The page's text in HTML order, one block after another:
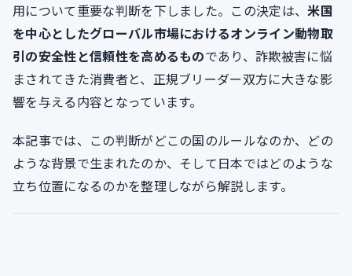
用について重要な判断を下しました。この決定は、米国
を中心としたグローバル市場におけるオンライン動物取
引の安全性と信頼性を高めるものであり、詐欺被害に悩
まされてきた消費者と、正規ブリーダー双方に大きな影
響を与える内容となっています。
本記事では、この判断がどこの国のルールなのか、どの
ような背景で生まれたのか、そして日本ではどのような
立ち位置になるのかを整理しながら解説します。